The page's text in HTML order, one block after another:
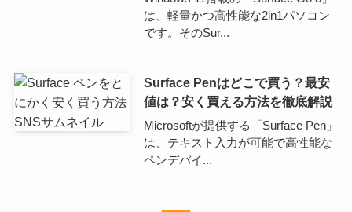
は、軽量かつ高性能な2in1パソコン
です。そのSur...
Surface Penはどこで買う？最安
値は？安く買える方法を徹底解説
Microsoftが提供する「Surface Pen」
は、テキスト入力が可能で高性能な
ペンデバイ...